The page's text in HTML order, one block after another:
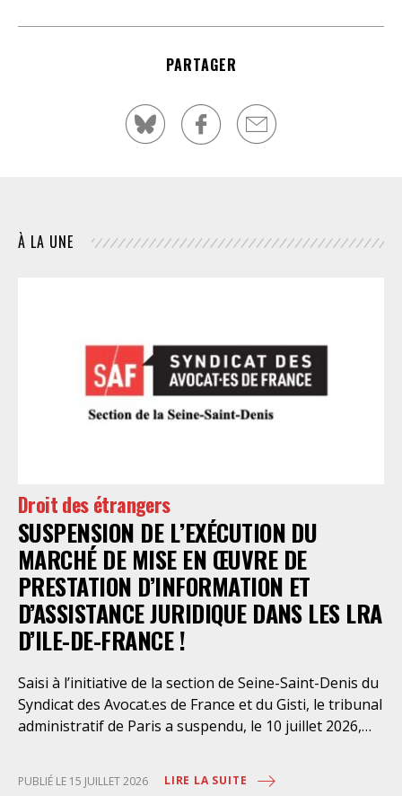
PARTAGER
À LA UNE
Droit des étrangers
SUSPENSION DE L’EXÉCUTION DU
MARCHÉ DE MISE EN ŒUVRE DE
PRESTATION D’INFORMATION ET
D’ASSISTANCE JURIDIQUE DANS LES LRA
D’ILE-DE-FRANCE !
Saisi à l’initiative de la section de Seine-Saint-Denis du
Syndicat des Avocat.es de France et du Gisti, le tribunal
administratif de Paris a suspendu, le 10 juillet 2026,
juridique des étrangers maintenus dans les locaux de
PUBLIÉ LE 15 JUILLET 2026 LIRE LA SUITE